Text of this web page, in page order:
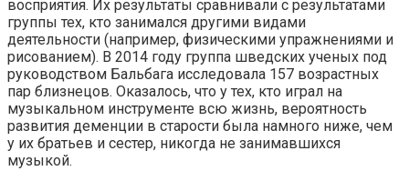
восприятия. Их результаты сравнивали с результатами
группы тех, кто занимался другими видами
деятельности (например, физическими упражнениями и
рисованием). В 2014 году группа шведских ученых под
руководством Бальбага исследовала 157 возрастных
пар близнецов. Оказалось, что у тех, кто играл на
музыкальном инструменте всю жизнь, вероятность
развития деменции в старости была намного ниже, чем
у их братьев и сестер, никогда не занимавшихся
музыкой.